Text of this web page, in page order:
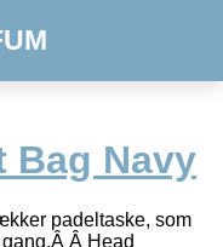
Bag Navy
padeltaske, som
Â Head